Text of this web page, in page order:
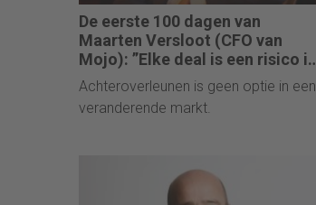
De eerste 100 dagen van
Maarten Versloot (CFO van
Mojo): ”Elke deal is een risico in
deze sector.”
Achteroverleunen is geen optie in een
veranderende markt.